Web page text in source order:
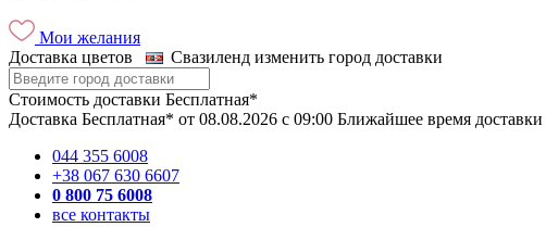
Мои желания
Доставка цветов
Свазиленд изменить город доставки
Стоимость доставки Бесплатная*
Доставка Бесплатная* от 08.08.2026 c 09:00 Ближайшее время доставки
044 355 6008
+38 067 630 6607
0 800 75 6008
все контакты